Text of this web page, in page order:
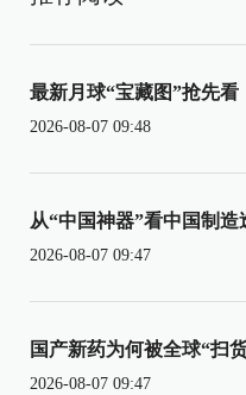
最新月球“宝藏图”抢先看
2026-08-07 09:48
从“中国神器”看中国制造
2026-08-07 09:47
国产新药为何被全球“扫
2026-08-07 09:47